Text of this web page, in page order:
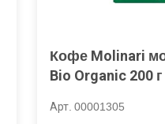
Кофе Molinari
Bio Organic 200 г
Арт. 00001305